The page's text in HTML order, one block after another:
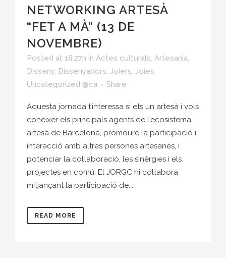
NETWORKING ARTESÀ
“FET A MÀ” (13 DE
NOVEMBRE)
Posted at 18:27h in Actes culturals, Artesania,
Disseny, Dissenyadors, Joiers, Joies,
Uncategorized @ca
Share
Aquesta jornada t’interessa si ets un artesà i vols
conèixer els principals agents de l'ecosistema
artesà de Barcelona, promoure la participació i
interacció amb altres persones artesanes, i
potenciar la col·laboració, les sinèrgies i els
projectes en comú. El JORGC hi col·labora
mitjançant la participació de...
READ MORE